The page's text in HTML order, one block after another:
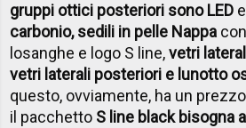
gruppi ottici posteriori sono LED
carbonio, sedili in pelle Nappa
losanghe e logo S line,vetri
vetri laterali posteriori e lunotto
questo, ovviamente, ha un
il pacchetto S line black bisogna